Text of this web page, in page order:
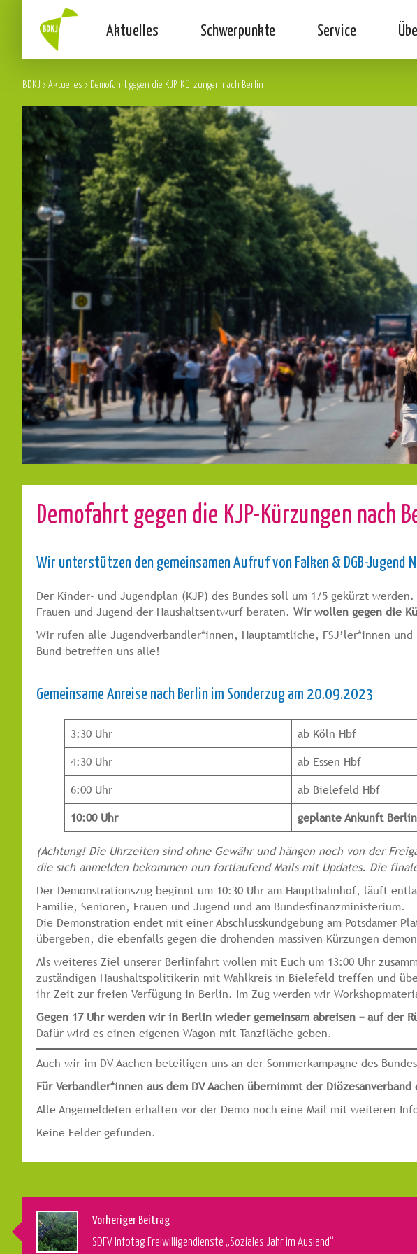
Aktuelles Schwerpunkte Service
BDKJ >Aktuelles > Demofahrt gegen die KJP-Kürzungen nach Berlin
Demofahrt gegen die KJP-Kürzungen nach
Wir unterstützen den gemeinsamen Aufruf von Falken & DGB-Jugend
Der Kinder- und Jugendplan (KJP) des Bundes soll um 1/5 gekürzt
Frauen und Jugend der Haushaltsentwurf beraten. Wir wollen gegen die
Wir rufen alle Jugendverbandler*innen, Hauptamtliche, FSJ’ler*innen
Bund betreffen uns alle!
Gemeinsame Anreise nach Berlin im Sonderzug am 20.09.2023
3:30 Uhr ab Köln Hbf
4:30 Uhr ab Essen Hbf
6:00 Uhr ab Bielefeld Hbf
10:00 Uhr geplante Ankunft
(Achtung! Die Uhrzeiten sind ohne Gewähr und hängen noch von der
die sich anmelden bekommen nun fortlaufend Mails mit Updates. Die
Der Demonstrationszug beginnt um 10:30 Uhr am Hauptbahnhof, läuft
Familie, Senioren, Frauen und Jugend und am Bundesfinanzministerium.
Die Demonstration endet mit einer Abschlusskundgebung am Potsdamer
übergeben, die ebenfalls gegen die drohenden massiven Kürzungen
Als weiteres Ziel unserer Berlinfahrt wollen mit Euch um 13:00 Uhr
zuständigen Haushaltspolitikerin mit Wahlkreis in Bielefeld treffen und
ihr Zeit zur freien Verfügung in Berlin. Im Zug werden wir
Gegen 17 Uhr werden wir in Berlin wieder gemeinsam abreisen – auf der
Dafür wird es einen eigenen Wagon mit Tanzfläche geben.
Auch wir im DV Aachen beteiligen uns an der Sommerkampagne des
Für Verbandler*innen aus dem DV Aachen übernimmt der
Alle Angemeldeten erhalten vor der Demo noch eine Mail mit weiteren
Keine Felder gefunden.
Vorheriger Beitrag
SDFV Infotag Freiwilligendienste „Soziales Jahr im Ausland“